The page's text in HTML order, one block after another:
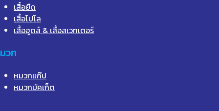
เสื้อยืด
เสื้อโปโล
เสื้อฮูดส์ & เสื้อสเวทเตอร์
วก
หมวกแก๊ป
หมวกบัคเก็ต